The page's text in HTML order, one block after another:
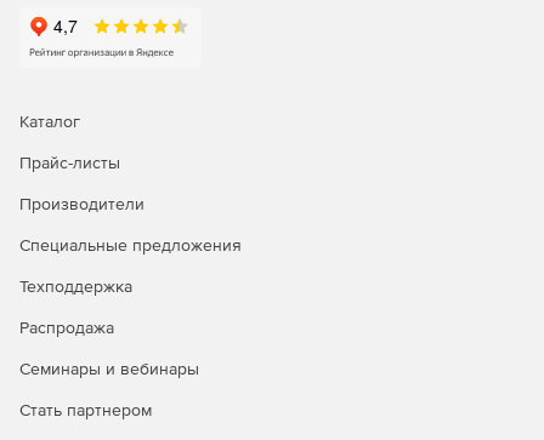
показатели эффективности
информационных панелей в реальном времени.
Каталог
Прайс-листы
Производители
Специальные предложения
Техподдержка
Распродажа
Семинары и вебинары
Стать партнером